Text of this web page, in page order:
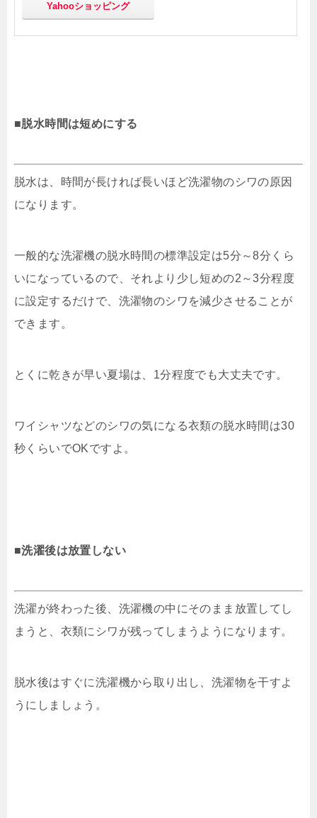
Yahooショッピング
■脱水時間は短めにする
脱水は、時間が長ければ長いほど洗濯物のシワの原因
になります。
一般的な洗濯機の脱水時間の標準設定は5分～8分くら
いになっているので、それより少し短めの2～3分程度
に設定するだけで、洗濯物のシワを減少させることが
できます。
とくに乾きが早い夏場は、1分程度でも大丈夫です。
ワイシャツなどのシワの気になる衣類の脱水時間は30
秒くらいでOKですよ。
■洗濯後は放置しない
洗濯が終わった後、洗濯機の中にそのまま放置してし
まうと、衣類にシワが残ってしまうようになります。
脱水後はすぐに洗濯機から取り出し、洗濯物を干すよ
うにしましょう。